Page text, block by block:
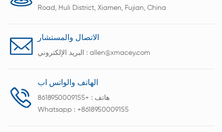
Road, Huli District, Xiamen, Fujian, China
الاتصال والمستشار
البريد الإلكتروني : allen@xmacey.com
الهاتف والواتس اب
هاتف : +8618950009155
Whatsapp : +8618950009155